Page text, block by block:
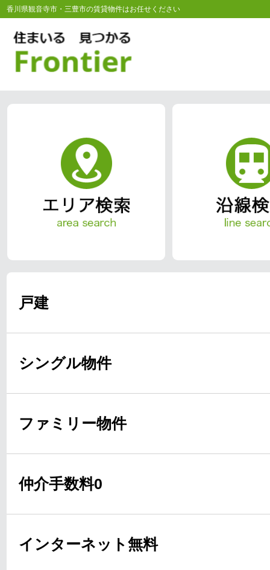
香川県観音寺市・三豊市の賃貸物件はお任せください
戸建
シングル物件
ファミリー物件
仲介手数料0
インターネット無料